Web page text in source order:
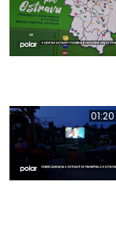
01:20